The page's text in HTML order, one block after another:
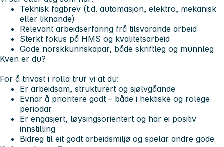
Teknisk fagbrev (t.d. automasjon, elektro, mekanisk
eller liknande)
Relevant arbeidserfaring frå tilsvarande arbeid
Sterkt fokus på HMS og kvalitetsarbeid
Gode norskkunnskapar, både skriftleg og munnleg
Kven er du?
For å trivast i rolla trur vi at du:
Er arbeidsam, strukturert og sjølvgåande
Evnar å prioritere godt – både i hektiske og rolege
periodar
Er engasjert, løysingsorientert og har ei positiv
innstilling
Bidreg til eit godt arbeidsmiljø og spelar andre gode